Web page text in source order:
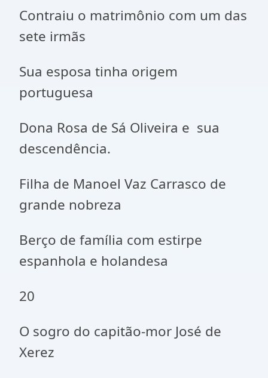
Contraiu o matrimônio com um das
sete irmãs
Sua esposa tinha origem
portuguesa
Dona Rosa de Sá Oliveira e sua
descendência.
Filha de Manoel Vaz Carrasco de
grande nobreza
Berço de família com estirpe
espanhola e holandesa
20
O sogro do capitão-mor José de
Xerez